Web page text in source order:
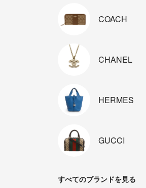
COACH
CHANEL
HERMES
GUCCI
すべてのブランドを見る